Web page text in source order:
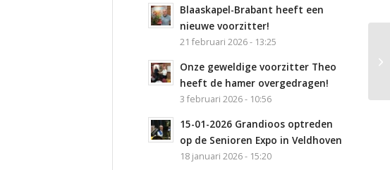
Blaaskapel-Brabant heeft een
nieuwe voorzitter!
21 februari 2026 - 13:25
Onze geweldige voorzitter Theo
heeft de hamer overgedragen!
3 februari 2026 - 10:56
15-01-2026 Grandioos optreden
op de Senioren Expo in Veldhoven
18 januari 2026 - 15:20